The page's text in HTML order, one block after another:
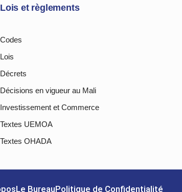
Lois et règlements
Codes
Lois
Décrets
Décisions en vigueur au Mali
Investissement et Commerce
Textes UEMOA
Textes OHADA
Le BureauPolitique de Confidentialité